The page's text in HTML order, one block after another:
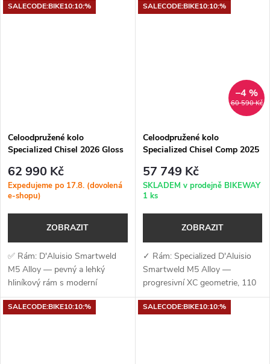
Vidlice: RockShox Recon Silver
geometrií a zdvihem 110
SALECODE:BIKE10:10:%
Celoodpružené kolo
Specialized Chisel 2026 Gloss
62 990 Kč
Expedujeme po 17.8. (dovolená
e-shopu)
ZOBRAZIT
✅ Rám: D'Aluisio Smartweld
M5 Alloy — pevný a lehký
hliníkový rám s moderní
Progressive XC geometrií a
zdvihem 110 mm ✅ Vidlice:
SALECODE:BIKE10:10:%
60 590 Kč
–4 %
Celoodpružené kolo
Specialized Chisel Comp 2025
Metal
57 749 Kč
SKLADEM v prodejně BIKEWAY
1 ks
ZOBRAZIT
✓ Rám: Specialized D'Aluisio
Smartweld M5 Alloy —
progresivní XC geometrie, 110
mm zdvihu, vnitřní vedení a
kompatibilita s teleskopickou
SALECODE:BIKE10:10:% SALECODE:BIKE10:10:%